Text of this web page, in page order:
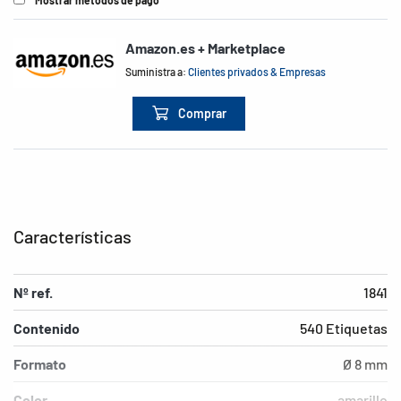
Amazon.es + Marketplace
Suministra a:Clientes privados & Empresas
Comprar
Características
Nº ref. 1841
Contenido 540 Etiquetas
Formato Ø 8 mm